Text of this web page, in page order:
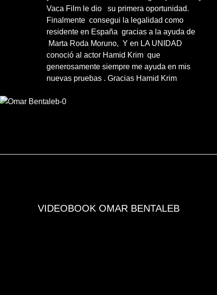
Vaca Film le dio su primera oportunidad.
Finalmente consegui la legalidad como
residente en España gracias a la ayuda de
Marta Roda Moruno, Y en LA UNIDAD
conoció al actor Hamid Krim que
generosamente siempre me ayuda en mis
nuevas pruebas . Gracias Hamid Krim
VIDEOBOOK OMAR BENTALEB